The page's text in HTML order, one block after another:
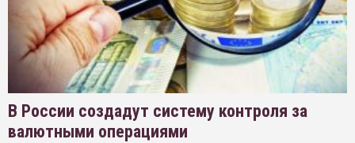
В России создадут систему контроля за
валютными операциями